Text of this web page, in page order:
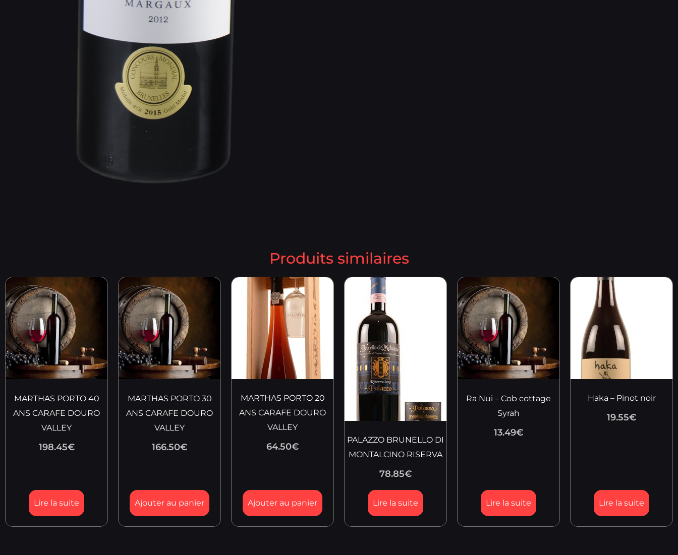
Produits similaires
MARTHAS PORTO 40
ANS CARAFE DOURO
VALLEY
198.45€
Lire la suite
MARTHAS PORTO 30
ANS CARAFE DOURO
VALLEY
166.50€
Ajouter au panier
MARTHAS PORTO 20
ANS CARAFE DOURO
VALLEY
64.50€
Ajouter au panier
PALAZZO BRUNELLO DI
MONTALCINO RISERVA
78.85€
Lire la suite
Ra Nui – Cob cottage
Syrah
13.49€
Lire la suite
Haka – Pinot noir
19.55€
Lire la suite